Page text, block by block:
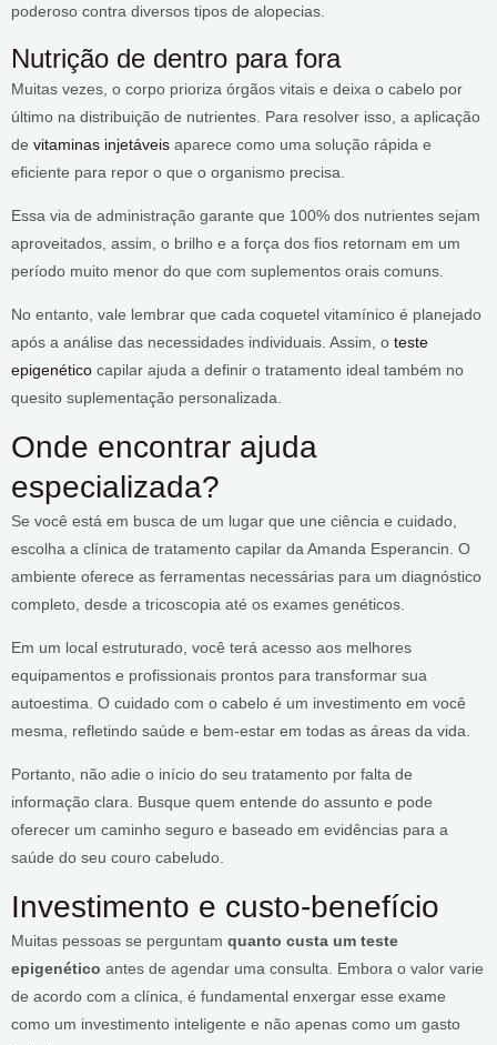
poderoso contra diversos tipos de alopecias.
Nutrição de dentro para fora
Muitas vezes, o corpo prioriza órgãos vitais e deixa o cabelo por
último na distribuição de nutrientes. Para resolver isso, a aplicação
de vitaminas injetáveis aparece como uma solução rápida e
eficiente para repor o que o organismo precisa.
Essa via de administração garante que 100% dos nutrientes sejam
aproveitados, assim, o brilho e a força dos fios retornam em um
período muito menor do que com suplementos orais comuns.
No entanto, vale lembrar que cada coquetel vitamínico é planejado
após a análise das necessidades individuais. Assim, o teste
epigenético capilar ajuda a definir o tratamento ideal também no
quesito suplementação personalizada.
Onde encontrar ajuda
especializada?
Se você está em busca de um lugar que une ciência e cuidado,
escolha a clínica de tratamento capilar da Amanda Esperancin. O
ambiente oferece as ferramentas necessárias para um diagnóstico
completo, desde a tricoscopia até os exames genéticos.
Em um local estruturado, você terá acesso aos melhores
equipamentos e profissionais prontos para transformar sua
autoestima. O cuidado com o cabelo é um investimento em você
mesma, refletindo saúde e bem-estar em todas as áreas da vida.
Portanto, não adie o início do seu tratamento por falta de
informação clara. Busque quem entende do assunto e pode
oferecer um caminho seguro e baseado em evidências para a
saúde do seu couro cabeludo.
Investimento e custo-benefício
Muitas pessoas se perguntam quanto custa um teste
epigenético antes de agendar uma consulta. Embora o valor varie
de acordo com a clínica, é fundamental enxergar esse exame
como um investimento inteligente e não apenas como um gasto